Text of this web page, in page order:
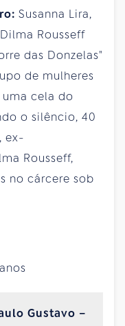
Susanna Lira,
Dilma Rousseff
das Donzelas"
de mulheres
cela do
o silêncio, 40
ex-
Rousseff,
no cárcere sob
Gustavo –